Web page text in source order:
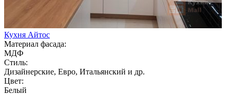
Кухня Айтос
Материал фасада:
МДФ
Стиль:
Дизайнерские, Евро, Итальянский и др.
Цвет:
Белый